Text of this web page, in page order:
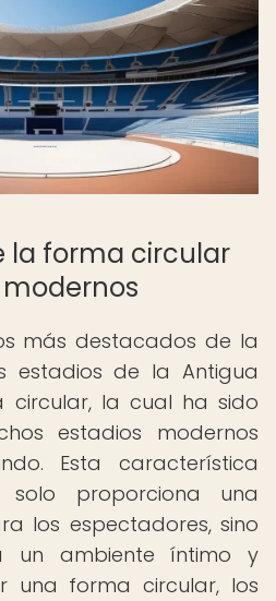
la forma circular
más destacados de la
estadios de la Antigua
circular, la cual ha sido
estadios modernos
Esta característica
solo proporciona una
los espectadores, sino
un ambiente íntimo y
una forma circular, los